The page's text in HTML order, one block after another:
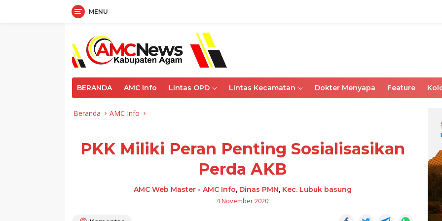
MENU
BERANDA AMC Info Lintas OPD Lintas Kecamatan Dokter Menyapa Feature
Beranda AMC Info
PKK Miliki Peran Penting Sosialisasikan
Perda AKB
AMC Web Master- AMC Info, Dinas PMN, Kec. Lubuk basung
4 November 2020